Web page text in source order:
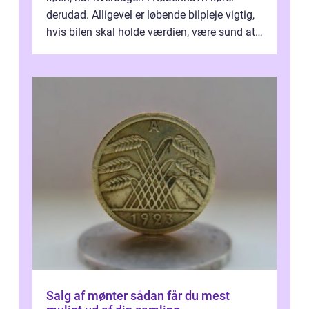
derudad. Alligevel er løbende bilpleje vigtig,
hvis bilen skal holde værdien, være sund at
Salg af mønter sådan får du mest